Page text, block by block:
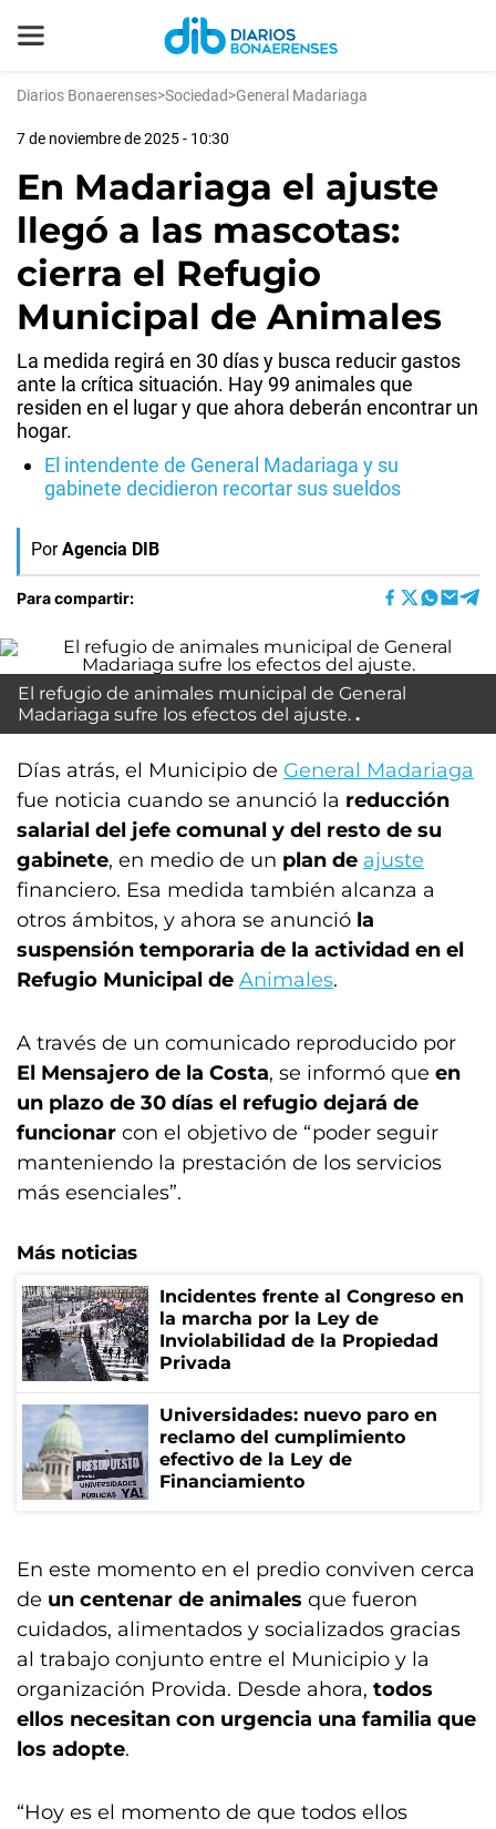
Diarios Bonaerenses>Sociedad>General Madariaga
7 de noviembre de 2025 - 10:30
En Madariaga el ajuste
llegó a las mascotas:
cierra el Refugio
Municipal de Animales
La medida regirá en 30 días y busca reducir gastos
ante la crítica situación. Hay 99 animales que
residen en el lugar y que ahora deberán encontrar un
hogar.
El intendente de General Madariaga y su
gabinete decidieron recortar sus sueldos
Por Agencia DIB
Para compartir:
El refugio de animales municipal de General
Madariaga sufre los efectos del ajuste.
Días atrás, el Municipio de General Madariaga
fue noticia cuando se anunció la reducción
salarial del jefe comunal y del resto de su
gabinete, en medio de un plan de ajuste
financiero. Esa medida también alcanza a
otros ámbitos, y ahora se anunció la
suspensión temporaria de la actividad en el
Refugio Municipal de Animales.
A través de un comunicado reproducido por
El Mensajero de la Costa, se informó que en
un plazo de 30 días el refugio dejará de
funcionar con el objetivo de “poder seguir
manteniendo la prestación de los servicios
más esenciales”.
Más noticias
Incidentes frente al Congreso en
la marcha por la Ley de
Inviolabilidad de la Propiedad
Privada
Universidades: nuevo paro en
reclamo del cumplimiento
efectivo de la Ley de
Financiamiento
En este momento en el predio conviven cerca
de un centenar de animales que fueron
cuidados, alimentados y socializados gracias
al trabajo conjunto entre el Municipio y la
organización Provida. Desde ahora, todos
ellos necesitan con urgencia una familia que
los adopte.
“Hoy es el momento de que todos ellos